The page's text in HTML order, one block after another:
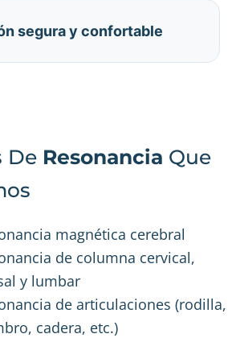
segura y confortable
De Resonancia Que
magnética cerebral
de columna cervical,
y lumbar
de articulaciones (rodilla,
cadera, etc.)